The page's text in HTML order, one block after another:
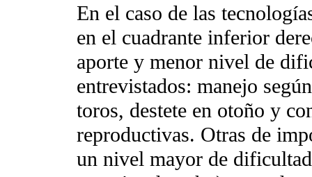
En el caso de las
en el cuadrante inferior
aporte y menor nivel de
entrevistados: manejo
toros, destete en otoño y
reproductivas. Otras de
un nivel mayor de